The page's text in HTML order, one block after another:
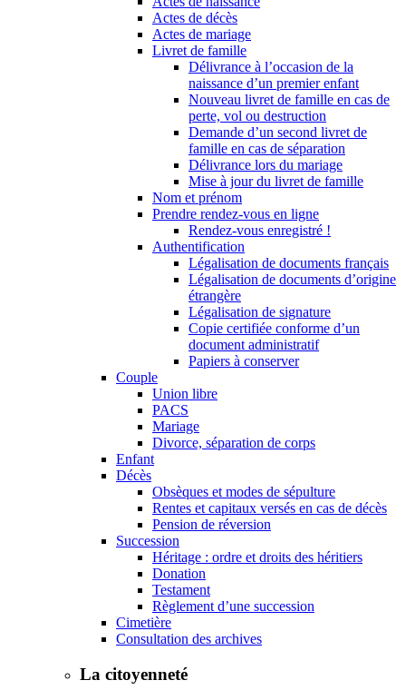
Actes de décès
Actes de mariage
Livret de famille
Délivrance à l’occasion de la
naissance d’un premier enfant
Nouveau livret de famille en cas de
perte, vol ou destruction
Demande d’un second livret de
famille en cas de séparation
Délivrance lors du mariage
Mise à jour du livret de famille
Nom et prénom
Prendre rendez-vous en ligne
Rendez-vous enregistré !
Authentification
Légalisation de documents français
Légalisation de documents d’origine
étrangère
Légalisation de signature
Copie certifiée conforme d’un
document administratif
Papiers à conserver
Couple
Union libre
PACS
Mariage
Divorce, séparation de corps
Enfant
Décès
Obsèques et modes de sépulture
Rentes et capitaux versés en cas de décès
Pension de réversion
Succession
Héritage : ordre et droits des héritiers
Donation
Testament
Règlement d’une succession
Cimetière
Consultation des archives
La citoyenneté